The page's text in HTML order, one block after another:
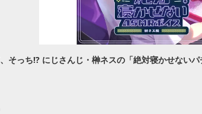
そっち!? にじさんじ・榊ネスの「絶対寝かせない